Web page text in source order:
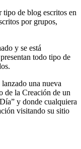
de blog escritos en
por grupos,
y se está
todo tipo de
una nueva
de la Creación de un
y donde cualquiera
visitando su sitio